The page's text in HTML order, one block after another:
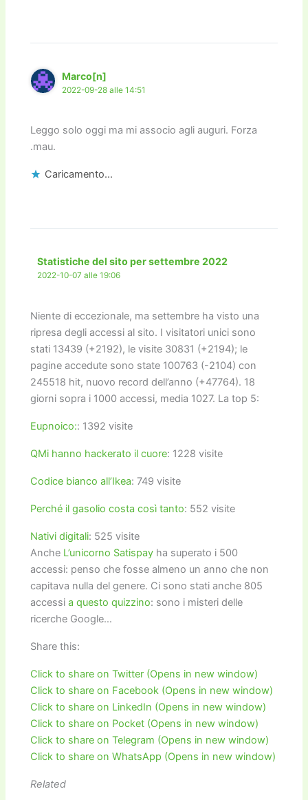
Marco[n]
2022-09-28 alle 14:51
Leggo solo oggi ma mi associo agli auguri. Forza
.mau.
Caricamento...
Statistiche del sito per settembre 2022
2022-10-07 alle 19:06
Niente di eccezionale, ma settembre ha visto una
ripresa degli accessi al sito. I visitatori unici sono
stati 13439 (+2192), le visite 30831 (+2194); le
pagine accedute sono state 100763 (-2104) con
245518 hit, nuovo record dell’anno (+47764). 18
giorni sopra i 1000 accessi, media 1027. La top 5:
Eupnoico:: 1392 visite
QMi hanno hackerato il cuore: 1228 visite
Codice bianco all’Ikea: 749 visite
Perché il gasolio costa così tanto: 552 visite
Nativi digitali: 525 visite
Anche L’unicorno Satispay ha superato i 500
accessi: penso che fosse almeno un anno che non
capitava nulla del genere. Ci sono stati anche 805
accessia questo quizzino: sono i misteri delle
ricerche Google…
Share this:
Click to share on Twitter (Opens in new window)
Click to share on Facebook (Opens in new window)
Click to share on LinkedIn (Opens in new window)
Click to share on Pocket (Opens in new window)
Click to share on Telegram (Opens in new window)
Click to share on WhatsApp (Opens in new window)
Related